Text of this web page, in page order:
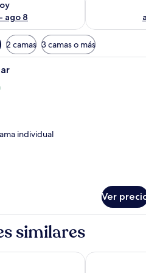
ago 8
2 camas 3 camas o más
Una habitación de hotel con
individual
Ver
similares
Nyamunyonyi